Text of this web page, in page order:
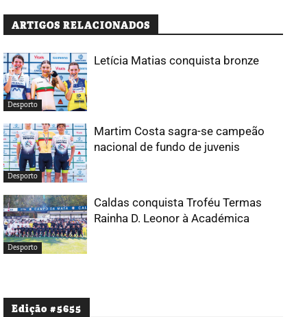
ARTIGOS RELACIONADOS
Desporto
Letícia Matias conquista bronze
Desporto
Martim Costa sagra-se campeão
nacional de fundo de juvenis
Desporto
Caldas conquista Troféu Termas
Rainha D. Leonor à Académica
Edição #5655